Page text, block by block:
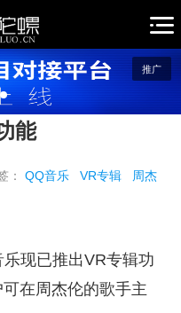
能
：QQ音乐 VR专辑 周杰
现已推出VR专辑功
在周杰伦的歌手主